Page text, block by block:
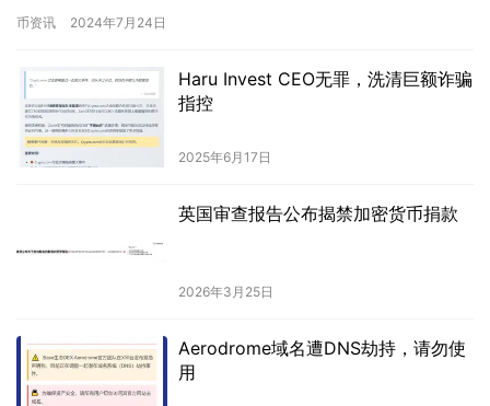
相较。我们已有足够的代表票争取民主党提名。…
币资讯 2024年7月24日
Haru Invest CEO无罪，洗清巨额诈骗
指控
2025年6月17日
英国审查报告公布揭禁加密货币捐款
2026年3月25日
Aerodrome域名遭DNS劫持，请勿使
用